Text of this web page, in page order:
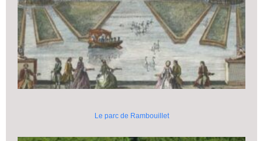
Le parc de Rambouillet